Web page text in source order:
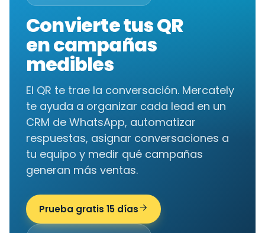
PRUEBA PREMIUM 15 DÍAS
Convierte tus QR
en campañas
medibles
El QR te trae la conversación. Mercately
te ayuda a organizar cada lead en un
CRM de WhatsApp, automatizar
respuestas, asignar conversaciones a
tu equipo y medir qué campañas
generan más ventas.
Prueba gratis 15 días